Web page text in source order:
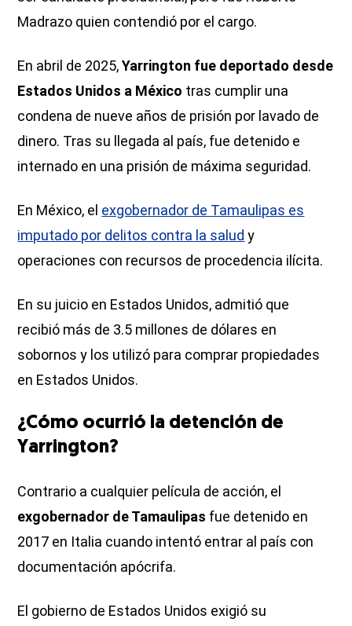
Madrazo quien contendió por el cargo.
En abril de 2025,Yarrington fue deportado desde
Estados Unidos a México tras cumplir una
condena de nueve años de prisión por lavado de
dinero. Tras su llegada al país, fue detenido e
internado en una prisión de máxima seguridad.
En México, el exgobernador de Tamaulipas es
imputado por delitos contra la salud y
operaciones con recursos de procedencia ilícita.
En su juicio en Estados Unidos, admitió que
recibió más de 3.5 millones de dólares en
sobornos y los utilizó para comprar propiedades
en Estados Unidos.
¿Cómo ocurrió la detención de
Yarrington?
Contrario a cualquier película de acción, el
exgobernador de Tamaulipas fue detenido en
2017 en Italia cuando intentó entrar al país con
documentación apócrifa.
El gobierno de Estados Unidos exigió su